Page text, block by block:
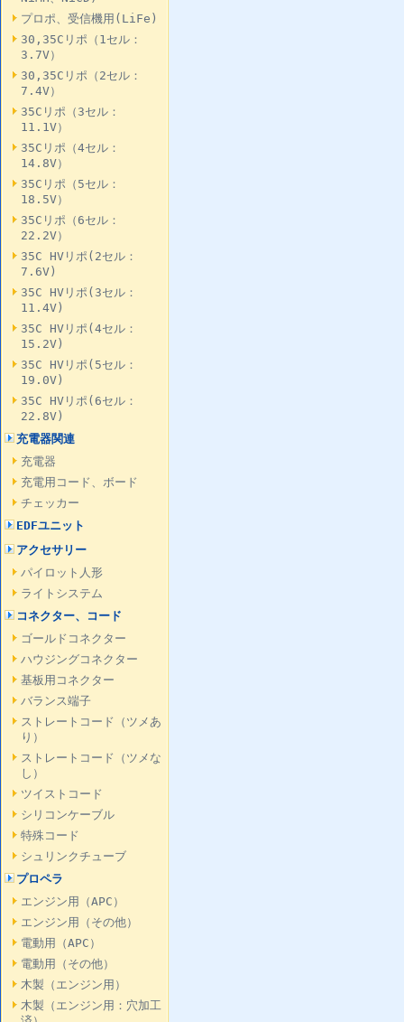
プロポ、受信機用(LiFe)
30,35Cリポ（1セル：
3.7V）
30,35Cリポ（2セル：
7.4V）
35Cリポ（3セル：
11.1V）
35Cリポ（4セル：
14.8V）
35Cリポ（5セル：
18.5V）
35Cリポ（6セル：
22.2V）
35C HVリポ(2セル：
7.6V)
35C HVリポ(3セル：
11.4V)
35C HVリポ(4セル：
15.2V)
35C HVリポ(5セル：
19.0V)
35C HVリポ(6セル：
22.8V)
充電器関連
充電器
充電用コード、ボード
チェッカー
EDFユニット
アクセサリー
パイロット人形
ライトシステム
コネクター、コード
ゴールドコネクター
ハウジングコネクター
基板用コネクター
バランス端子
ストレートコード（ツメあ
り）
ストレートコード（ツメな
し）
ツイストコード
シリコンケーブル
特殊コード
シュリンクチューブ
プロペラ
エンジン用（APC）
エンジン用（その他）
電動用（APC）
電動用（その他）
木製（エンジン用）
木製（エンジン用：穴加工